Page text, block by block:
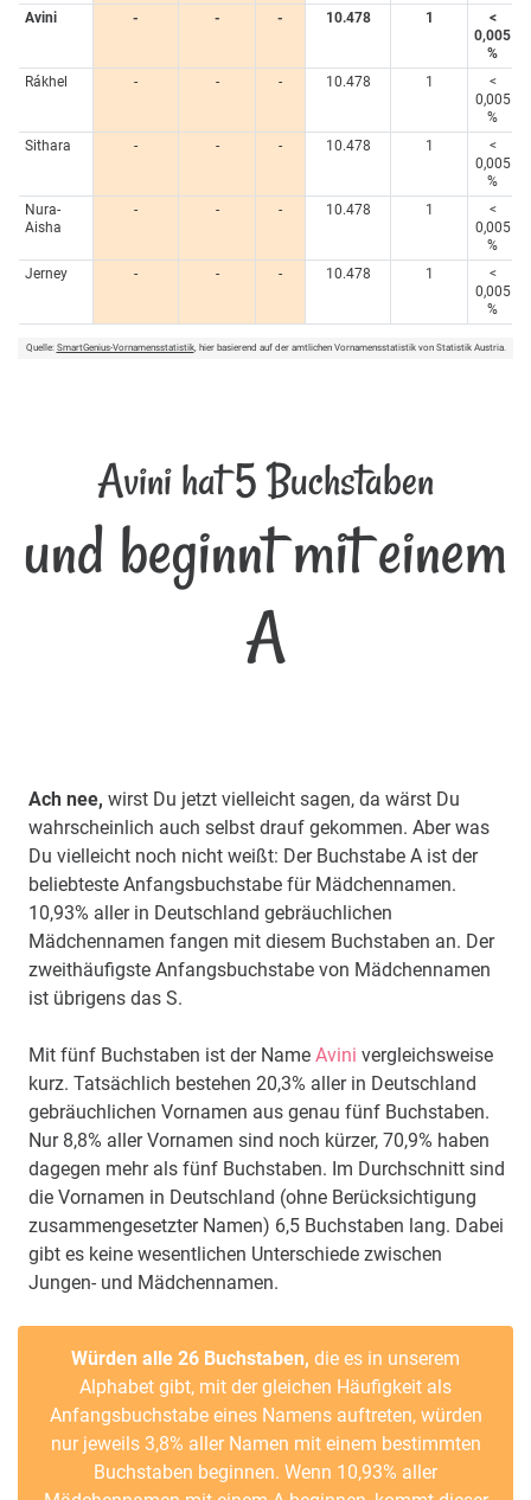
Avini
- - - 10.478 1
<
0,005
%
Rákhel
- - - 10.478 1
<
0,005
%
Sithara
- - - 10.478 1
<
0,005
%
Nura-
Aisha
- - - 10.478 1
<
0,005
%
Jerney
- - - 10.478 1
<
0,005
%
Quelle: SmartGenius-Vornamensstatistik, hier basierend auf der amtlichen Vornamensstatistik von Statistik Austria.
Avini hat 5 Buchstaben
und beginnt mit einem
A
Ach nee, wirst Du jetzt vielleicht sagen, da wärst Du
wahrscheinlich auch selbst drauf gekommen. Aber was
Du vielleicht noch nicht weißt: Der Buchstabe A ist der
beliebteste Anfangsbuchstabe für Mädchennamen.
10,93% aller in Deutschland gebräuchlichen
Mädchennamen fangen mit diesem Buchstaben an. Der
zweithäufigste Anfangsbuchstabe von Mädchennamen
ist übrigens das S.
Mit fünf Buchstaben ist der Name Avini vergleichsweise
kurz. Tatsächlich bestehen 20,3% aller in Deutschland
gebräuchlichen Vornamen aus genau fünf Buchstaben.
Nur 8,8% aller Vornamen sind noch kürzer, 70,9% haben
dagegen mehr als fünf Buchstaben. Im Durchschnitt sind
die Vornamen in Deutschland (ohne Berücksichtigung
zusammengesetzter Namen) 6,5 Buchstaben lang. Dabei
gibt es keine wesentlichen Unterschiede zwischen
Jungen- und Mädchennamen.
Würden alle 26 Buchstaben, die es in unserem
Alphabet gibt, mit der gleichen Häufigkeit als
Anfangsbuchstabe eines Namens auftreten, würden
nur jeweils 3,8% aller Namen mit einem bestimmten
Buchstaben beginnen. Wenn 10,93% aller